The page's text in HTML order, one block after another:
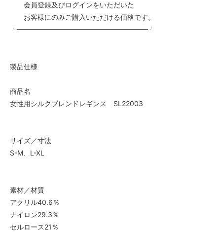
会員登録及びログインをいただいた
お客様にのみご購入いただける価格です。
╰━━━━━━━━━━━━━━━━━━━╯
製品仕様
商品名
女性用シルクブレンドレギンス SL22003
サイズ／寸法
S-M、L-XL
素材／材質
アクリル40.6％
ナイロン29.3％
セルロース21％